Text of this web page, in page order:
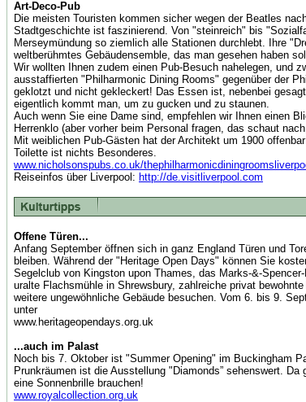
Art-Deco-Pub
Die meisten Touristen kommen sicher wegen der Beatles
Stadtgeschichte ist faszinierend. Von "steinreich" bis
Merseymündung so ziemlich alle Stationen durchlebt. Ihre
weltberühmtes Gebäudensemble, das man gesehen haben
Wir wollten Ihnen zudem einen Pub-Besuch nahelegen, und
ausstaffierten "Philharmonic Dining Rooms" gegenüber der
geklotzt und nicht gekleckert! Das Essen ist, nebenbei
eigentlich kommt man, um zu gucken und zu staunen.
Auch wenn Sie eine Dame sind, empfehlen wir Ihnen einen
Herrenklo (aber vorher beim Personal fragen, das schaut
Mit weiblichen Pub-Gästen hat der Architekt um 1900
Toilette ist nichts Besonderes.
www.nicholsonspubs.co.uk/
Reiseinfos über Liverpool: http://de.visitliverpool.com
Offene Türen...
Anfang September öffnen sich in ganz England Türen und
bleiben. Während der "Heritage Open Days" können Sie
Segelclub von Kingston upon Thames, das Marks-&-
uralte Flachsmühle in Shrewsbury, zahlreiche privat
weitere ungewöhnliche Gebäude besuchen. Vom 6. bis 9.
unter
www.heritageopendays.org.uk
...auch im Palast
Noch bis 7. Oktober ist "Summer Opening" im Buckingham
Prunkräumen ist die Ausstellung "Diamonds” sehenswert.
eine Sonnenbrille brauchen!
www.royalcollection.org.uk